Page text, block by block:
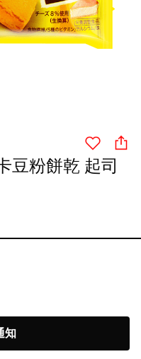
豆粉餅乾 起司
知